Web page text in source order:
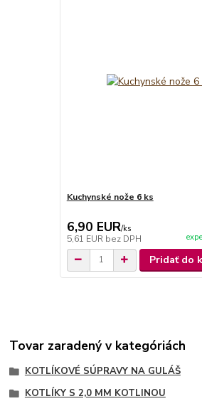
Kuchynské nože 6 ks
6,90 EUR/ks
5,61 EUR bez DPH
Pridať do
Tovar zaradený v kategóriách
KOTLÍKOVÉ SÚPRAVY NA GULÁŠ
KOTLÍKY S 2,0 MM KOTLINOU